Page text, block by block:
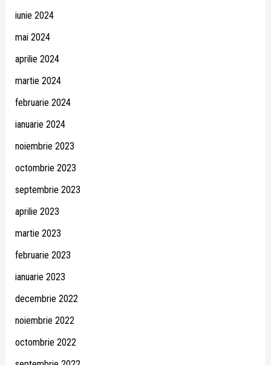
iunie 2024
mai 2024
aprilie 2024
martie 2024
februarie 2024
ianuarie 2024
noiembrie 2023
octombrie 2023
septembrie 2023
aprilie 2023
martie 2023
februarie 2023
ianuarie 2023
decembrie 2022
noiembrie 2022
octombrie 2022